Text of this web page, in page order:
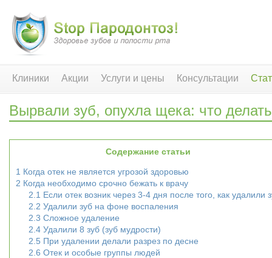
Клиники Акции Услуги и цены Консультации
Вырвали зуб, опухла щека: что
Содержание статьи
1 Когда отек не является угрозой здоровью
2 Когда необходимо срочно бежать к врачу
2.1 Если отек возник через 3-4 дня после того, как удалили
2.2 Удалили зуб на фоне воспаления
2.3 Сложное удаление
2.4 Удалили 8 зуб (зуб мудрости)
2.5 При удалении делали разрез по десне
2.6 Отек и особые группы людей